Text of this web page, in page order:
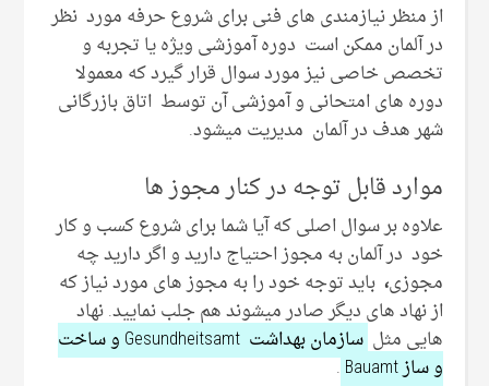
از منظر نیازمندی های فنی برای شروع حرفه مورد نظر
در آلمان ممکن است دوره آموزشی ویژه یا تجربه و
تخصص خاصی نیز مورد سوال قرار گیرد که معمولا
دوره های امتحانی و آموزشی آن توسط اتاق بازرگانی
شهر هدف در آلمان مدیریت میشود.
موارد قابل توجه در کنار مجوز ها
علاوه بر سوال اصلی که آیا شما برای شروع کسب و کار
خود در آلمان به مجوز احتیاج دارید و اگر دارید چه
مجوزی، باید توجه خود را به مجوز های مورد نیاز که
از نهاد های دیگر صادر میشوند هم جلب نمایید. نهاد
هایی مثل
سازمان بهداشت Gesundheitsamt و ساخت
و ساز Bauamt
.